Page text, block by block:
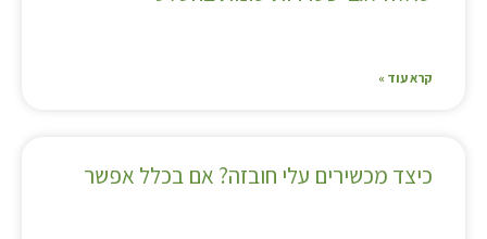
קרא עוד »
כיצד מכשירים עלי חובזה? אם בכלל אפשר